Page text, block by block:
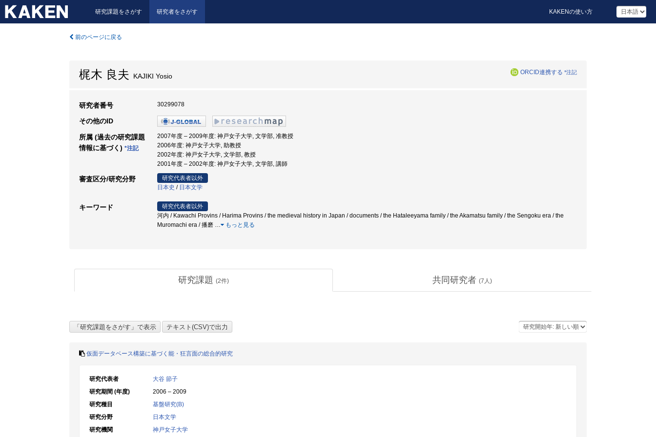
研究課題をさがす 研究者をさがす KAKENの使い方
前のページに戻る
梶木 良夫 KAJIKI Yosio ORCID連携する *注記
研究者番号 30299078
その他のID
所属 (過去の研究課題
情報に基づく) *注記
2007年度 – 2009年度: 神戸女子大学, 文学部, 准教授
2006年度: 神戸女子大学, 助教授
2002年度: 神戸女子大学, 文学部, 教授
2001年度 – 2002年度: 神戸女子大学, 文学部, 講師
審査区分/研究分野
研究代表者以外
日本史 / 日本文学
キーワード
研究代表者以外
河内 / Kawachi Provins / Harima Provins / the medieval history in Japan / documents / the Hataleeyama family / the Akamatsu family / the Sengoku era / the
Muromachi era / 播磨 … もっと見る
研究課題 (2件) 共同研究者 (7 人)
仮面データベース構築に基づく能・狂言面の総合的研究
研究代表者
大谷 節子
研究期間 (年度)
2006 – 2009
研究種目
基盤研究(B)
研究分野
日本文学
研究機関
神戸女子大学